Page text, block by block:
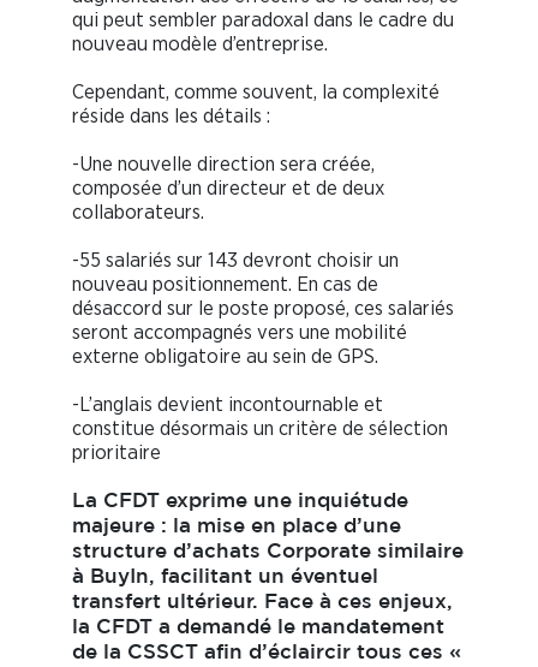
qui peut sembler paradoxal dans le cadre du
nouveau modèle d’entreprise.
Cependant, comme souvent, la complexité
réside dans les détails :
-Une nouvelle direction sera créée,
composée d’un directeur et de deux
collaborateurs.
-55 salariés sur 143 devront choisir un
nouveau positionnement. En cas de
désaccord sur le poste proposé, ces salariés
seront accompagnés vers une mobilité
externe obligatoire au sein de GPS.
-L’anglais devient incontournable et
constitue désormais un critère de sélection
prioritaire
La CFDT exprime une inquiétude
majeure : la mise en place d’une
structure d’achats Corporate similaire
à BuyIn, facilitant un éventuel
transfert ultérieur. Face à ces enjeux,
la CFDT a demandé le mandatement
de la CSSCT afin d’éclaircir tous ces «